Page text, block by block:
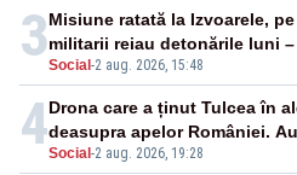
3Social -2 aug. 2026, 15:48
Misiune ratată la Izvoarele,
militarii reiau detonările luni –
4Social -2 aug. 2026, 19:28
Drona care a ținut Tulcea în
deasupra apelor României.